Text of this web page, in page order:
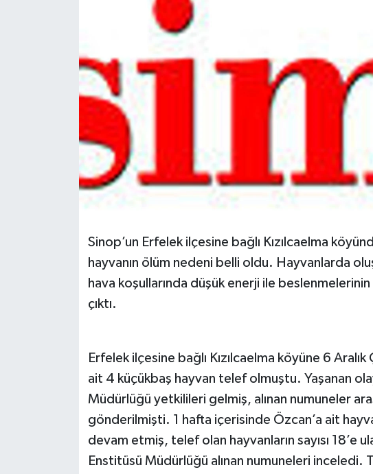
Sinop’un Erfelek ilçesine bağlı Kızılcaelma
hayvanın ölüm nedeni belli oldu. Hayvanlarda
hava koşullarında düşük enerji ile
çıktı.
Erfelek ilçesine bağlı Kızılcaelma köyüne 6
ait 4 küçükbaş hayvan telef olmuştu. Yaşanan
Müdürlüğü yetkilileri gelmiş, alınan numuneler
gönderilmişti. 1 hafta içerisinde Özcan’a ait
devam etmiş, telef olan hayvanların sayısı 18’e
Enstitüsü Müdürlüğü alınan numuneleri inceledi.
Teknoloji
Tokat Haberleri